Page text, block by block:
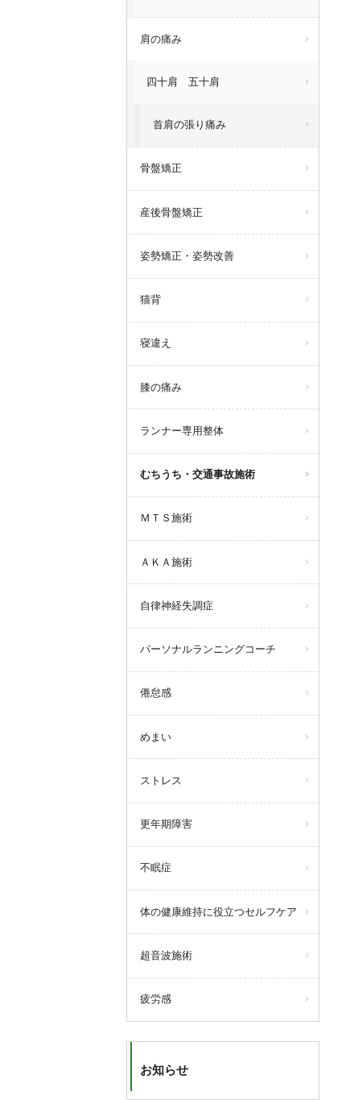
肩の痛み
四十肩 五十肩
首肩の張り痛み
骨盤矯正
産後骨盤矯正
姿勢矯正・姿勢改善
猫背
寝違え
膝の痛み
ランナー専用整体
むちうち・交通事故施術
ＭＴＳ施術
ＡＫＡ施術
自律神経失調症
パーソナルランニングコーチ
倦怠感
めまい
ストレス
更年期障害
不眠症
体の健康維持に役立つセルフケア
超音波施術
疲労感
お知らせ